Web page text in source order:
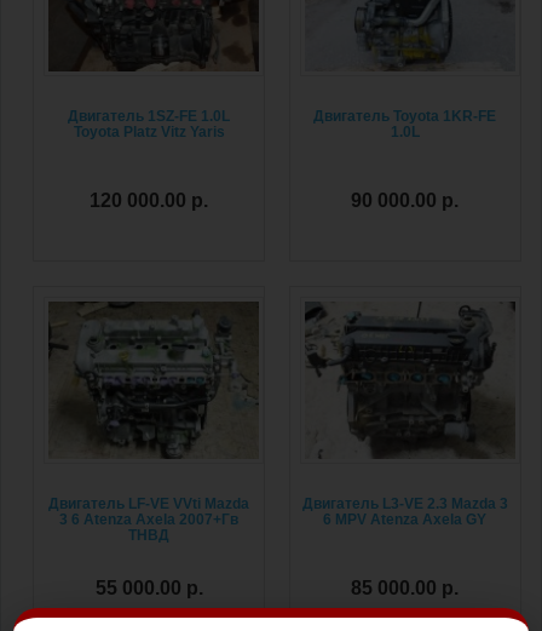
Двигатель 1SZ-FE 1.0L
Toyota Platz Vitz Yaris
120 000.00 р.
Двигатель Toyota 1KR-FE
1.0L
90 000.00 р.
Двигатель LF-VE VVti Mazda
3 6 Atenza Axela 2007+Гв
ТНВД
55 000.00 р.
Двигатель L3-VE 2.3 Mazda 3
6 MPV Atenza Axela GY
85 000.00 р.